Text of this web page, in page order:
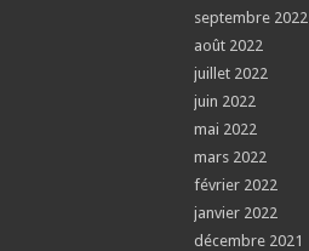
septembre 2022
août 2022
juillet 2022
juin 2022
mai 2022
mars 2022
février 2022
janvier 2022
décembre 2021